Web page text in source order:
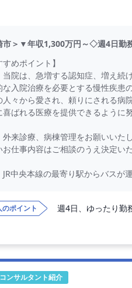
与
・学
市＞▼年収1,300万円～◇週4日勤
すめポイント】
院は、急増する認知症、増え続
な入院治療を必要とする慢性疾患
人々から愛され、頼りにされる病
喜ばれる医療を提供できるように
来診療、病棟管理をお願いいたし
仕事内容はご相談のうえ決定いた
中央本線の最寄り駅からバスが
内容】
担当数 ： 1～2コマ程／週
疾患 ： 統合失調症や認知症
管理数 ： 10～20床程
のポイント 週4日、ゆったり勤
コンサルタント紹介